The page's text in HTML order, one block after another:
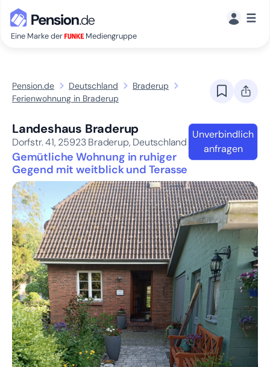
Eine Marke der Mediengruppe
☰
Pension.de Deutschland
Braderup
Ferienwohnung in Braderup
Landeshaus Braderup
Dorfstr. 41, 25923Braderup, Deutschland
Gemütliche Wohnung in ruhiger
Gegend mit weitblick und Terasse
Unverbindlich
anfragen